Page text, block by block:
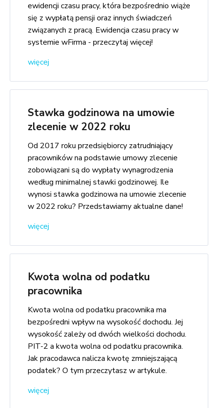
ewidencji czasu pracy, która bezpośrednio wiąże
się z wypłatą pensji oraz innych świadczeń
związanych z pracą. Ewidencja czasu pracy w
systemie wFirma - przeczytaj więcej!
więcej
Stawka godzinowa na umowie
zlecenie w 2022 roku
Od 2017 roku przedsiębiorcy zatrudniający
pracowników na podstawie umowy zlecenie
zobowiązani są do wypłaty wynagrodzenia
według minimalnej stawki godzinowej. Ile
wynosi stawka godzinowa na umowie zlecenie
w 2022 roku? Przedstawiamy aktualne dane!
więcej
Kwota wolna od podatku
pracownika
Kwota wolna od podatku pracownika ma
bezpośredni wpływ na wysokość dochodu. Jej
wysokość zależy od dwóch wielkości dochodu.
PIT-2 a kwota wolna od podatku pracownika.
Jak pracodawca nalicza kwotę zmniejszającą
podatek? O tym przeczytasz w artykule.
więcej